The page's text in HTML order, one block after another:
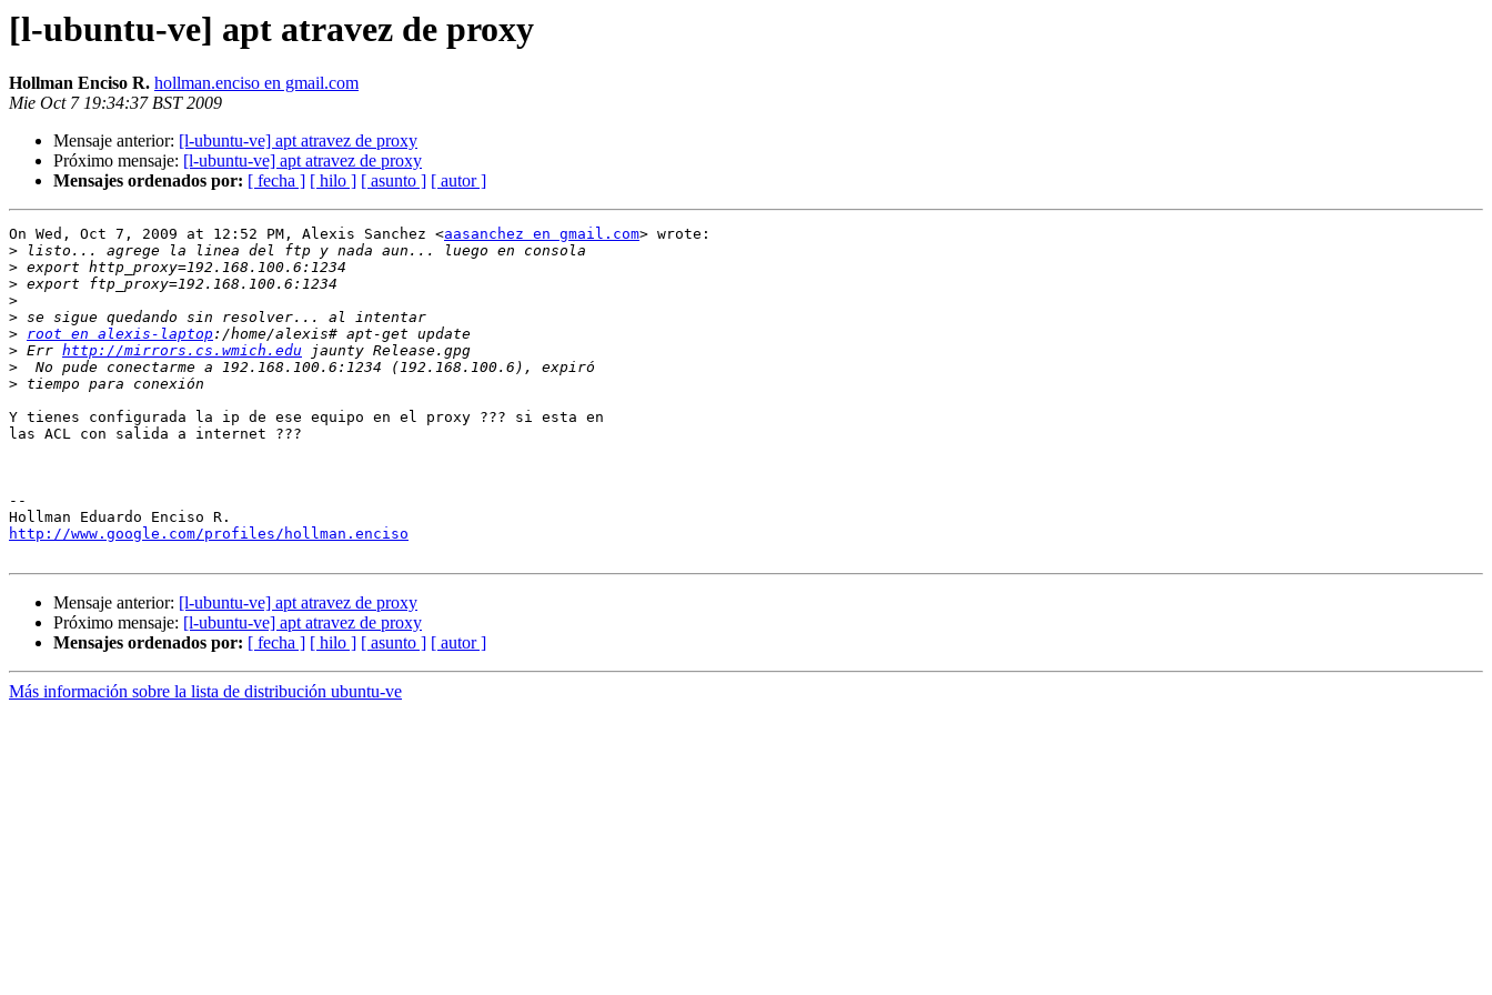
[l-ubuntu-ve] apt atravez de proxy
Hollman Enciso R. hollman.enciso en gmail.com
Mie Oct 7 19:34:37 BST 2009
Mensaje anterior: [l-ubuntu-ve] apt atravez de proxy
Próximo mensaje: [l-ubuntu-ve] apt atravez de proxy
Mensajes ordenados por: [ fecha ] [ hilo ] [ asunto ] [ autor ]
On Wed, Oct 7, 2009 at 12:52 PM, Alexis Sanchez <aasanchez en gmail.com> wrote:
>
>
>
>
>
> root en alexis-laptop
> Err http://mirrors.cs.wmich.edu
>
>
Y tienes configurada la ip de ese equipo en el proxy ??? si esta en
las ACL con salida a internet ???
--
http://www.google.com/profiles/hollman.enciso
Mensaje anterior: [l-ubuntu-ve] apt atravez de proxy
Próximo mensaje: [l-ubuntu-ve] apt atravez de proxy
Mensajes ordenados por: [ fecha ] [ hilo ] [ asunto ] [ autor ]
Más información sobre la lista de distribución ubuntu-ve